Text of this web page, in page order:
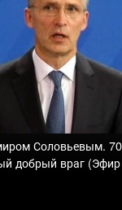
Соловьевым.
добрый враг